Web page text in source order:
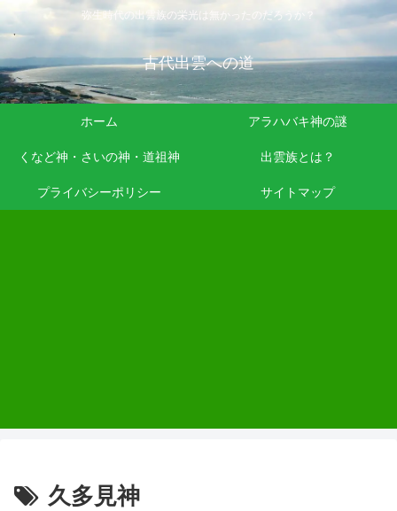
弥生時代の出雲族の栄光は無かったのだろうか？
古代出雲への道
ホーム アラハバキ神の謎
くなど神・さいの神・道祖神 出雲族とは？
プライバシーポリシー サイトマップ
久多見神